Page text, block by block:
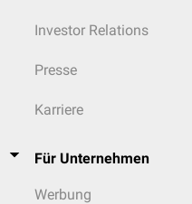
Investor Relations
Presse
Karriere
Für Unternehmen
Werbung